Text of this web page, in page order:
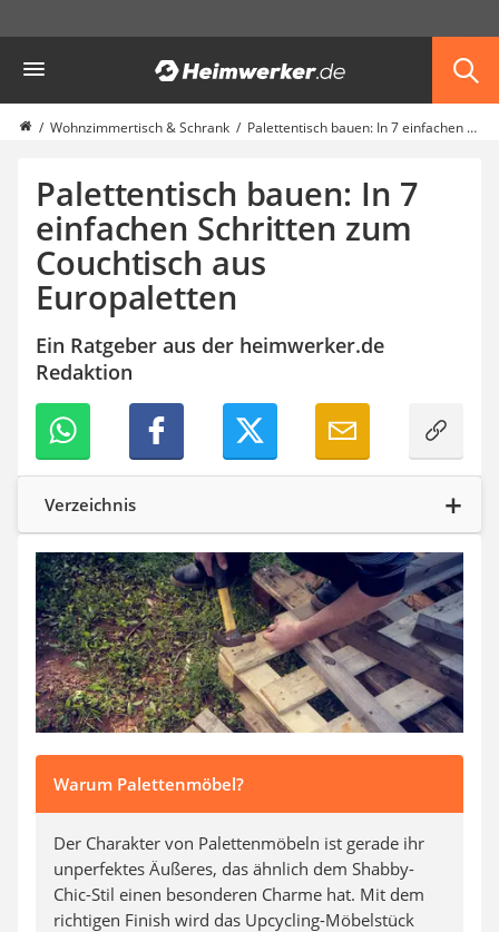
Möbel & Einrichtung
Daunenkissen
Wäscheständer
Spülrandloses WC
Heizdecke
Daunendecken
Backofen
HiFi-Lautsprecher
Samsung-Waschmaschine
Decke mit Ärmeln
4K-Beamer
Schraubendreher-Set
Sägekettenschärfgerät
Geschirrspüler 45 cm
Fußsack
Steckdosenradio
Seilwinde
Zerkleinerer
Absauganlage
Wohnzimmertisch & Schrank Palettentisch bauen: In 7 einfachen Schritten zum Couchtisch aus Europaletten
Palettentisch bauen: In 7
einfachen Schritten zum
Couchtisch aus
Europaletten
Ein Ratgeber aus der heimwerker.de
Redaktion
Verzeichnis
Warum Palettenmöbel?
Der Charakter von Palettenmöbeln ist gerade ihr
unperfektes Äußeres, das ähnlich dem Shabby-
Chic-Stil einen besonderen Charme hat. Mit dem
richtigen Finish wird das Upcycling-Möbelstück